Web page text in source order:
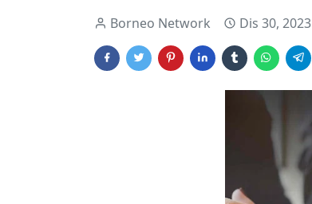
Borneo Network Dis 30, 2023